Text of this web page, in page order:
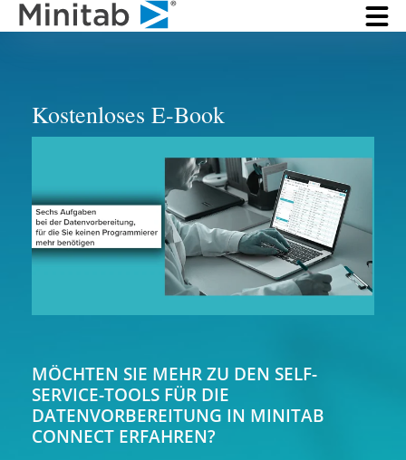
Kostenloses E-Book
MÖCHTEN SIE MEHR ZU DEN SELF-
SERVICE-TOOLS FÜR DIE
DATENVORBEREITUNG IN MINITAB
CONNECT ERFAHREN?